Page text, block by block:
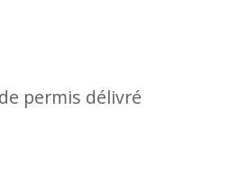
permis délivré